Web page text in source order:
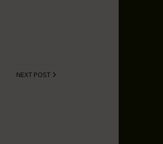
NEXT POST